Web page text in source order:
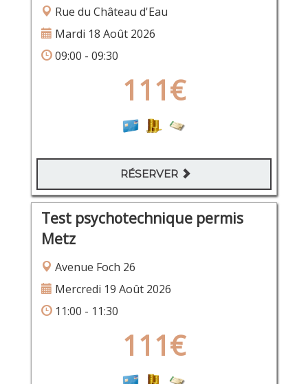
Rue du Château d'Eau
Mardi 18 Août 2026
09:00 - 09:30
111€
RÉSERVER
Test psychotechnique permis
Metz
Avenue Foch 26
Mercredi 19 Août 2026
11:00 - 11:30
111€